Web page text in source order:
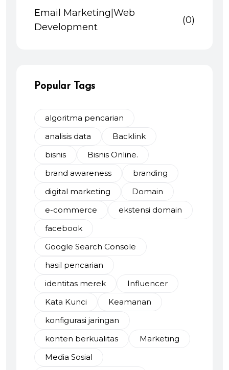
Email Marketing|Web
Development
(0)
Popular Tags
algoritma pencarian
analisis data
Backlink
bisnis
Bisnis Online.
brand awareness
branding
digital marketing
Domain
e-commerce
ekstensi domain
facebook
Google Search Console
hasil pencarian
identitas merek
Influencer
Kata Kunci
Keamanan
konfigurasi jaringan
konten berkualitas
Marketing
Media Sosial